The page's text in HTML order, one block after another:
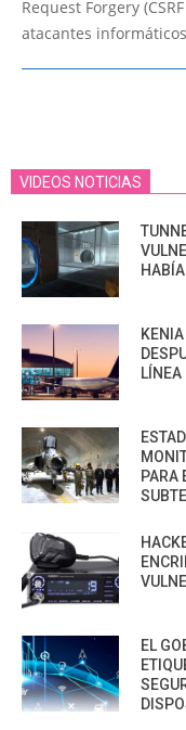
Request Forgery
atacantes
VIDEOS NOTICIAS
LÍNEA
PARA
EL